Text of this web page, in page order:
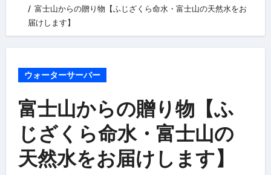
富士山からの贈り物【ふじざくら命水・富士山の天然水をお
届けします】
ウォーターサーバー
富士山からの贈り物【ふ
じざくら命水・富士山の
天然水をお届けします】